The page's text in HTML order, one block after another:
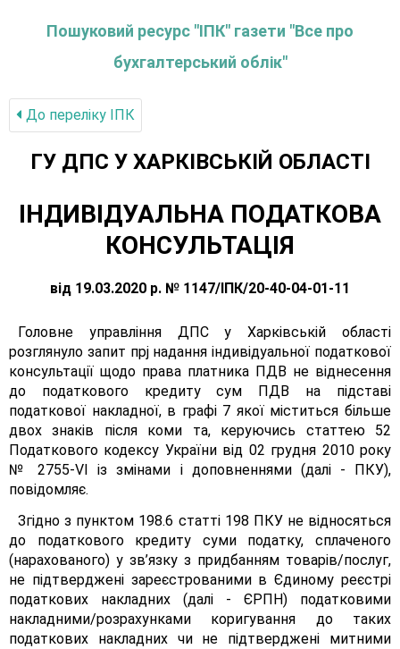
Пошуковий ресурс "ІПК" газети "Все про
бухгалтерський облік"
До переліку IПК
ГУ ДПС У ХАРКІВСЬКІЙ ОБЛАСТІ
ІНДИВІДУАЛЬНА ПОДАТКОВА
КОНСУЛЬТАЦІЯ
від 19.03.2020 р. № 1147/ІПК/20-40-04-01-11
Головне управління ДПС у Харківській області
розглянуло запит прj надання індивідуальної податкової
консультації щодо права платника ПДВ не віднесення
до податкового кредиту сум ПДВ на підставі
податкової накладної, в графі 7 якої міститься більше
двох знаків після коми та, керуючись статтею 52
Податкового кодексу України від 02 грудня 2010 року
№ 2755-VІ із змінами і доповненнями (далі - ПКУ),
повідомляє.
Згідно з пунктом 198.6 статті 198 ПКУ не відносяться
до податкового кредиту суми податку, сплаченого
(нарахованого) у зв’язку з придбанням товарів/послуг,
не підтверджені зареєстрованими в Єдиному реєстрі
податкових накладних (далі - ЄРПН) податковими
накладними/розрахунками коригування до таких
податкових накладних чи не підтверджені митними